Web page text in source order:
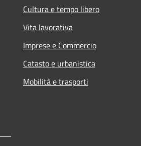
Cultura e tempo libero
Vita lavorativa
Imprese e Commercio
Catasto e urbanistica
Mobilità e trasporti